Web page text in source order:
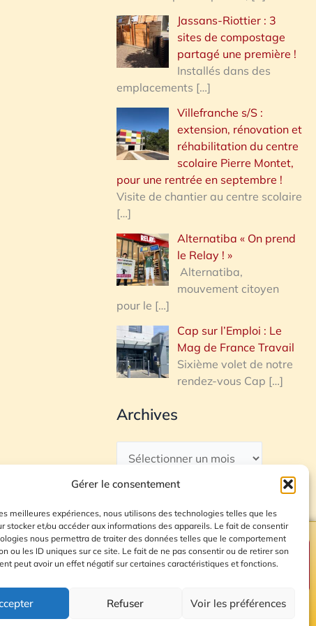
Gérer le consentement
meilleures expériences, nous utilisons des technologies telles que les
stocker et/ou accéder aux informations des appareils. Le fait de consentir
nous permettra de traiter des données telles que le comportement
ou les ID uniques sur ce site. Le fait de ne pas consentir ou de retirer son
peut avoir un effet négatif sur certaines caractéristiques et fonctions.
Refuser Voir les préférences
Jassans-Riottier : 3
sites de compostage
partagé une première !
Installés dans des
emplacements […]
Villefranche s/S :
extension, rénovation et
réhabilitation du centre
scolaire Pierre Montet,
pour une rentrée en septembre !
Visite de chantier au centre scolaire
[…]
Alternatiba « On prend
le Relay ! »
Alternatiba,
mouvement citoyen
pour le […]
Cap sur l’Emploi : Le
Mag de France Travail
Sixième volet de notre
rendez-vous Cap […]
Archives
du site